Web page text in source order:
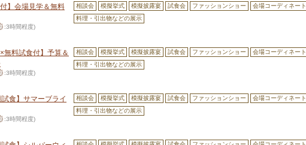
】会場見学＆無料
:3時間程度)
相談会 模擬挙式 模擬披露宴 試食会 ファッションショー
会場コーディネート
料理・引出物などの展示
無料試食付】予算＆
:3時間程度)
相談会 模擬挙式 模擬披露宴 試食会 ファッションショー
会場コーディネート
料理・引出物などの展示
試食】サマーブライ
:3時間程度)
相談会 模擬挙式 模擬披露宴 試食会 ファッションショー
会場コーディネート
料理・引出物などの展示